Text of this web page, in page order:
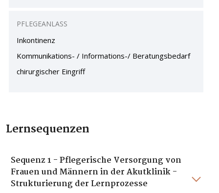
PFLEGEANLASS
Inkontinenz
Kommunikations- / Informations-/ Beratungsbedarf
chirurgischer Eingriff
Lernsequenzen
Sequenz 1 - Pflegerische Versorgung von
Frauen und Männern in der Akutklinik -
Strukturierung der Lernprozesse